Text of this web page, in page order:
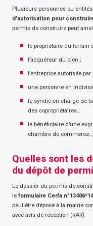
Plusieurs personnes ou
d’autorisation pour
permis de construire peut
le propriétaire du terrain
l’acquéreur du bien ;
l’entreprise autorisée
une personne en
le syndic en charge de
des copropriétaires ;
le bénéficiaire d’une
chambre de
Quelles sont les
du dépôt de
Le dossier du permis de
le formulaire Cerfa n°13406*14
peut être déposé à la mairie
avec avis de réception (RAR).